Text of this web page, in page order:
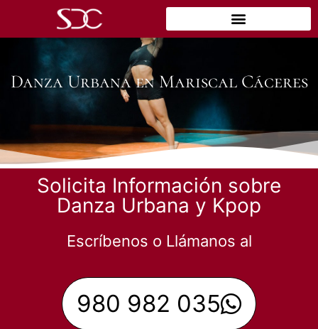
Danza Urbana en Mariscal Cáceres
Solicita Información sobre
Danza Urbana y Kpop
Escríbenos o Llámanos al
980 982 035